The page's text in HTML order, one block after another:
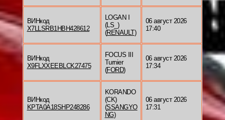
ВИНкод
X7LLSRB1HBH428612
LOGAN I
(LS_)
(RENAULT)
06 август 2026
17:40
ВИНкод
X9FLXXEEBLCK27475
FOCUS III
Turnier
(FORD)
06 август 2026
17:34
ВИНкод
KPTA0A18SHP248286
KORANDO
(CK)
(SSANGYO
NG)
06 август 2026
17:31